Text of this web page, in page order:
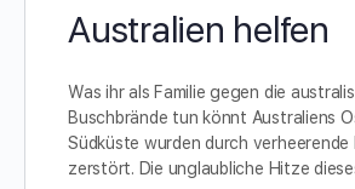
Australien helfen
Was ihr als Familie gegen die
Buschbrände tun könnt Australiens
Südküste wurden durch verheerende
zerstört. Die unglaubliche Hitze